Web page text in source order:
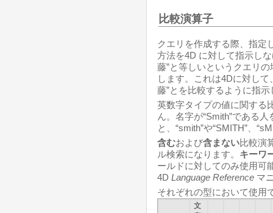
比較演算子
クエリを作成する際、指定
方法を4D に対して指示し
藤”と等しいというクエリ
します。これは4Dに対し
藤”とを比較するように指示
英数字タイプの値に関する
ん。名字が“Smith”である人
と、“smith”や“SMITH”、
含むおよび含まない比較演
ル検索になります。 キーワ
ールドに対してのみ使用可
4D Language Reference マ
それぞれの型において使用
文